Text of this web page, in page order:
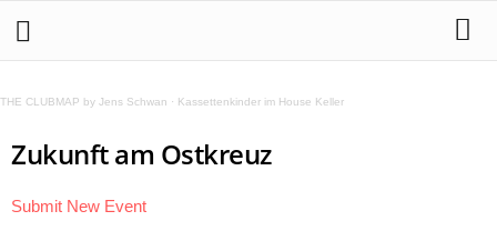
THE CLUBMAP by Jens Schwan · Kassettenkinder im House Keller
Zukunft am Ostkreuz
Submit New Event